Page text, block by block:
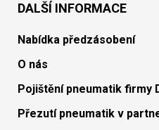
DALŠÍ INFORMACE
Nabídka předzásobení
O nás
Pojištění pneumatik firmy
Přezutí pneumatik v